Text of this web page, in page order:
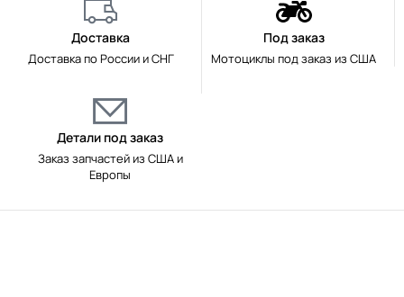
Доставка
Доставка по России и СНГ
Под заказ
Мотоциклы под заказ из США
Детали под заказ
Заказ запчастей из США и
Европы